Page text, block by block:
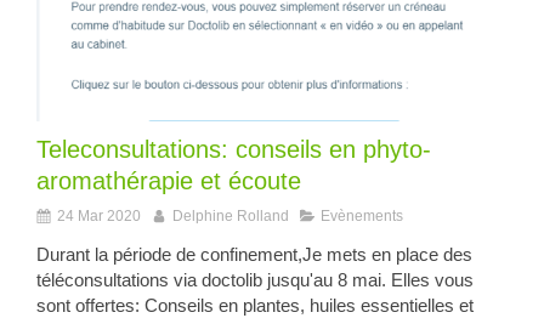
Teleconsultations: conseils en phyto-
aromathérapie et écoute
24 Mar 2020 Delphine Rolland Evènements
Durant la période de confinement,Je mets en place des
téléconsultations via doctolib jusqu'au 8 mai. Elles vous
sont offertes: Conseils en plantes, huiles essentielles et